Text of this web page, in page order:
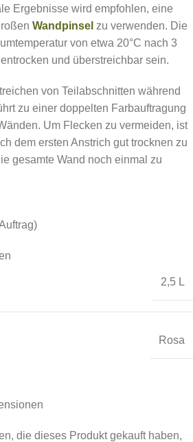
Ergebnisse wird empfohlen, eine
Wandpinsel zu verwenden. Die
von etwa 20°C nach 3
und überstreichbar sein.
von Teilabschnitten während
zu einer doppelten Farbauftragung
Um Flecken zu vermeiden, ist
dem ersten Anstrich gut trocknen zu
gesamte Wand noch einmal zu
2,5 L
Rosa
die dieses Produkt gekauft haben,